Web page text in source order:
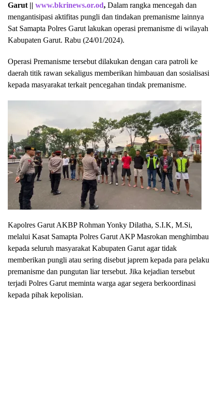
Garut || www.bkrinews.or.od, Dalam rangka mencegah dan
mengantisipasi aktifitas pungli dan tindakan premanisme lainnya
Sat Samapta Polres Garut lakukan operasi premanisme di wilayah
Kabupaten Garut. Rabu (24/01/2024).
Operasi Premanisme tersebut dilakukan dengan cara patroli ke
daerah titik rawan sekaligus memberikan himbauan dan sosialisasi
kepada masyarakat terkait pencegahan tindak premanisme.
Kapolres Garut AKBP Rohman Yonky Dilatha, S.I.K, M.Si,
melalui Kasat Samapta Polres Garut AKP Masrokan menghimbau
kepada seluruh masyarakat Kabupaten Garut agar tidak
memberikan pungli atau sering disebut japrem kepada para pelaku
premanisme dan pungutan liar tersebut. Jika kejadian tersebut
terjadi Polres Garut meminta warga agar segera berkoordinasi
kepada pihak kepolisian.